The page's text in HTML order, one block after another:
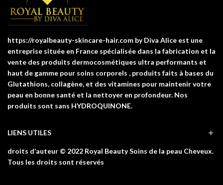
https://royalbeauty-skincare-hair.com by Diva Alice est une
entreprise située en France spécialisée dans la fabrication et la
vente des produits dermocosmétiques ultra performants et
haut de gamme pour soins corporels , produits faits à bases du
Glutathions, collagène, et des vitamines pour maintenir votre
peau en bonne santé et la nettoyer en profondeur. Nos
produits sont sans HYDROQUINONE.
LIENS UTILES
droits d’auteur © 2022 Royal Beauty Soins de la peau Cheveux.
Tous les droits sont réservés